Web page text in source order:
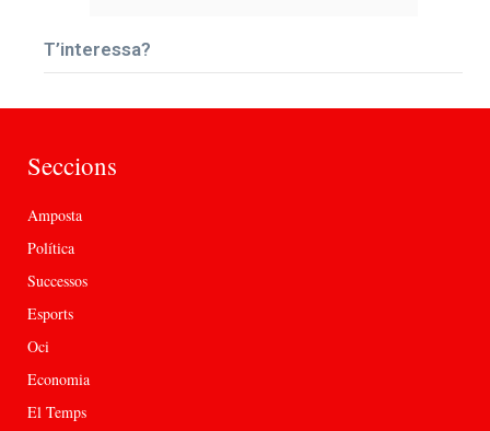
T’interessa?
Seccions
Amposta
Política
Successos
Esports
Oci
Economia
El Temps